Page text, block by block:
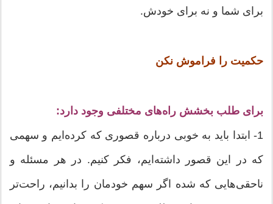
برای شما و نه برای خودش.
حکمیت را فراموش نکن
برای طلب بخشش راه‌های مختلفی وجود دارد:
1- ابتدا باید به خوبی درباره قصوری که کرده‌ایم و سهمی
که در این قصور داشته‌ایم، فکر کنیم. در هر مسئله و
ناحقی‌هایی که شده اگر سهم خودمان را بدانیم، راحت‌تر